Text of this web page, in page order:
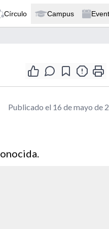
Círculo Campus
Publicado el 16 de mayo de